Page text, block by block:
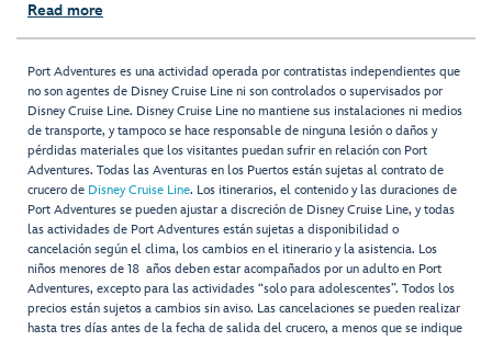
Read more
Port Adventures es una actividad operada por contratistas independientes que
no son agentes de Disney Cruise Line ni son controlados o supervisados por
Disney Cruise Line. Disney Cruise Line no mantiene sus instalaciones ni medios
de transporte, y tampoco se hace responsable de ninguna lesión o daños y
pérdidas materiales que los visitantes puedan sufrir en relación con Port
Adventures. Todas las Aventuras en los Puertos están sujetas al contrato de
crucero de Disney Cruise Line. Los itinerarios, el contenido y las duraciones de
Port Adventures se pueden ajustar a discreción de Disney Cruise Line, y todas
las actividades de Port Adventures están sujetas a disponibilidad o
cancelación según el clima, los cambios en el itinerario y la asistencia. Los
niños menores de 18 años deben estar acompañados por un adulto en Port
Adventures, excepto para las actividades “solo para adolescentes”. Todos los
precios están sujetos a cambios sin aviso. Las cancelaciones se pueden realizar
hasta tres días antes de la fecha de salida del crucero, a menos que se indique